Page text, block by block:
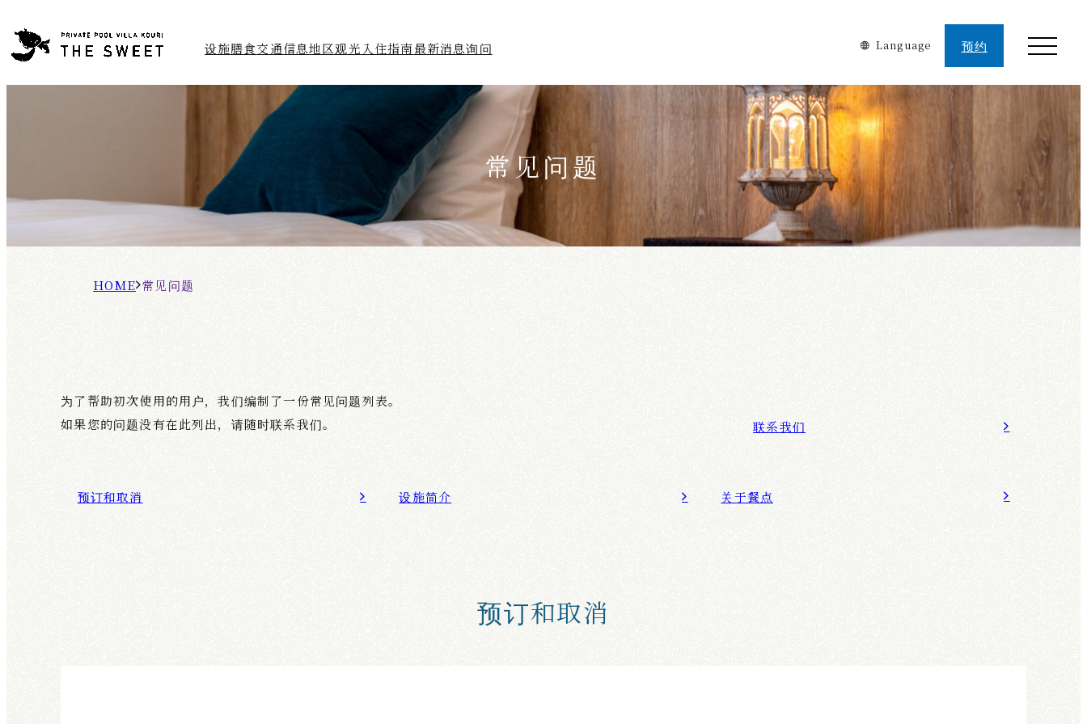
设施膳食交通信息地区观光 入住指南最新消息询问 Language 预约
常见问题
H
常
为了帮助初次使用的用户，我们编制了一份常见问题列表。
如果您的问题没有在此列出，请随时联系我们。
联系我们
预订和取消 设施简介 关于餐点
预订和取消